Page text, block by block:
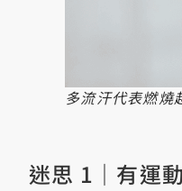
多流汗代表燃燒
迷思 1｜有運